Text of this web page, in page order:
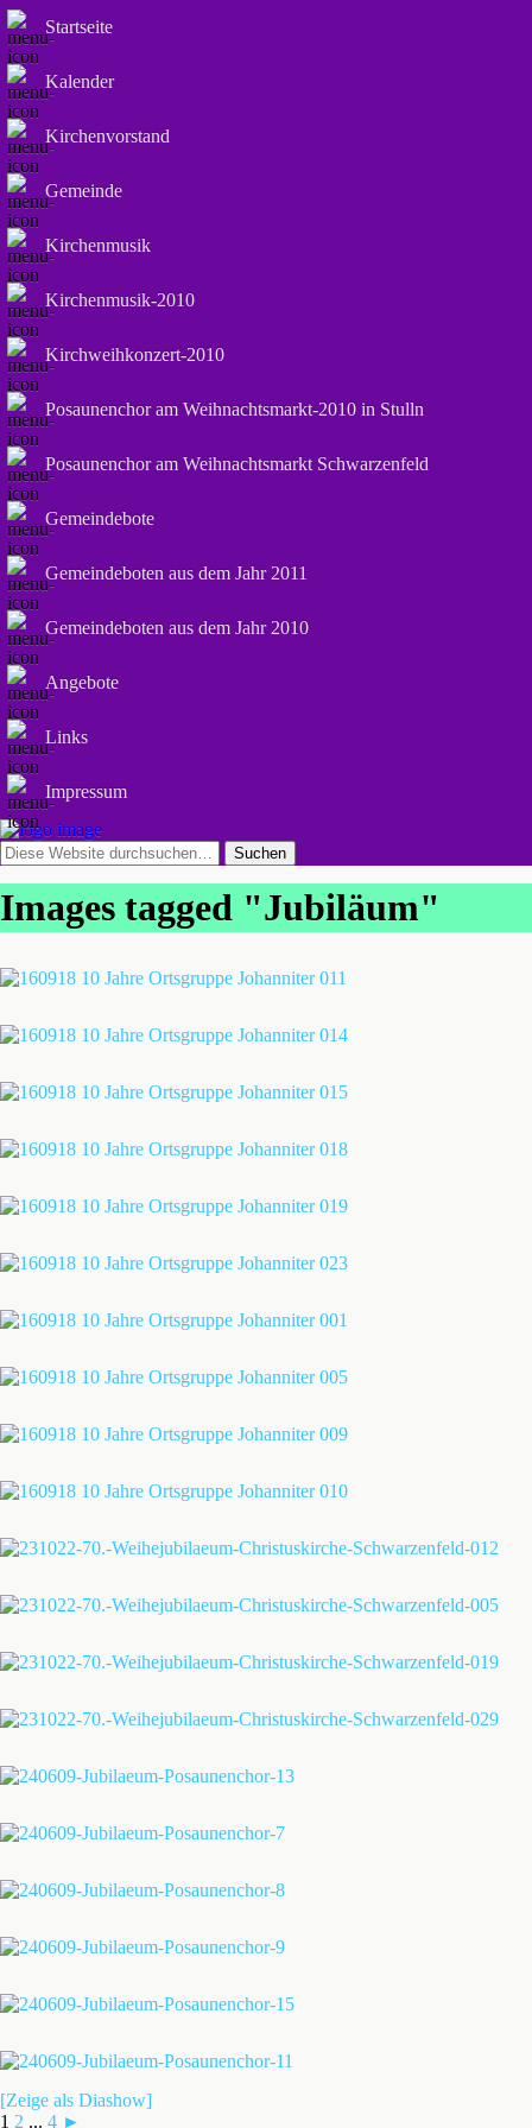
Startseite
Kalender
Kirchenvorstand
Gemeinde
Kirchenmusik
Kirchenmusik-2010
Kirchweihkonzert-2010
Posaunenchor am Weihnachtsmarkt-2010 in Stulln
Posaunenchor am Weihnachtsmarkt Schwarzenfeld
Gemeindebote
Gemeindeboten aus dem Jahr 2011
Gemeindeboten aus dem Jahr 2010
Angebote
Links
Impressum
Images tagged "Jubiläum"
[Zeige als Diashow]
1 2 ... 4 ►